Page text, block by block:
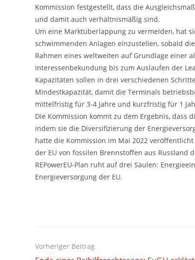
Kommission festgestellt, dass die
und damit auch verhältnismäßig sind.
Um eine Marktüberlappung zu vermeiden, hat
schwimmenden Anlagen einzustellen, sobald
Rahmen eines weltweiten auf Grundlage einer
Interessenbekundung bis zum Auslaufen der
Kapazitäten sollen in drei verschiedenen
Mindestkapazität, damit die Terminals
mittelfristig für 3-4 Jahre und kurzfristig für 1
Die Kommission kommt zu dem Ergebnis, dass
indem sie die Diversifizierung der
hatte die Kommission im Mai 2022
der EU von fossilen Brennstoffen aus
REPowerEU-Plan ruht auf drei Säulen:
Energieversorgung der EU.
Weitere
Artikel
Vorheriger Beitrag